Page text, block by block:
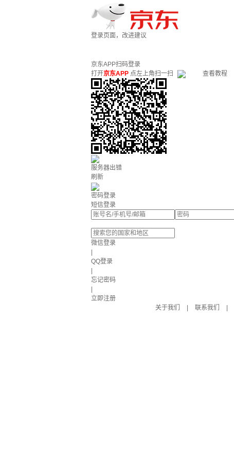
登录页面，改进建议
京东APP扫码登录
打开京东APP 点左上角扫一扫 查看教程
服务器出错
刷新
密码登录
短信登录
微信登录
QQ登录
忘记密码
立即注册
关于我们
联系我们